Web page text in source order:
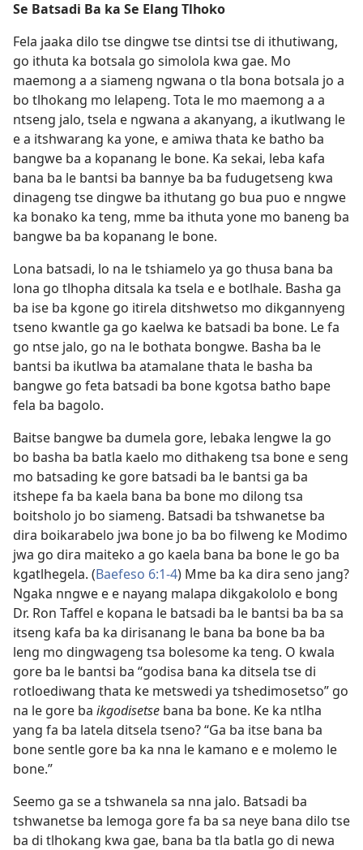
Se Batsadi Ba ka Se Elang Tlhoko
Fela jaaka dilo tse dingwe tse dintsi tse di ithutiwang,
go ithuta ka botsala go simolola kwa gae. Mo
maemong a a siameng ngwana o tla bona botsala jo a
bo tlhokang mo lelapeng. Tota le mo maemong a a
ntseng jalo, tsela e ngwana a akanyang, a ikutlwang le
e a itshwarang ka yone, e amiwa thata ke batho ba
bangwe ba a kopanang le bone. Ka sekai, leba kafa
bana ba le bantsi ba bannye ba ba fudugetseng kwa
dinageng tse dingwe ba ithutang go bua puo e nngwe
ka bonako ka teng, mme ba ithuta yone mo baneng ba
bangwe ba ba kopanang le bone.
Lona batsadi, lo na le tshiamelo ya go thusa bana ba
lona go tlhopha ditsala ka tsela e e botlhale. Basha ga
ba ise ba kgone go itirela ditshwetso mo dikgannyeng
tseno kwantle ga go kaelwa ke batsadi ba bone. Le fa
go ntse jalo, go na le bothata bongwe. Basha ba le
bantsi ba ikutlwa ba atamalane thata le basha ba
bangwe go feta batsadi ba bone kgotsa batho bape
fela ba bagolo.
Baitse bangwe ba dumela gore, lebaka lengwe la go
bo basha ba batla kaelo mo dithakeng tsa bone e seng
mo batsading ke gore batsadi ba le bantsi ga ba
itshepe fa ba kaela bana ba bone mo dilong tsa
boitsholo jo bo siameng. Batsadi ba tshwanetse ba
dira boikarabelo jwa bone jo ba bo filweng ke Modimo
jwa go dira maiteko a go kaela bana ba bone le go ba
kgatlhegela. (Baefeso 6:1-4) Mme ba ka dira seno jang?
Ngaka nngwe e e nayang malapa dikgakololo e bong
Dr. Ron Taffel e kopana le batsadi ba le bantsi ba ba sa
itseng kafa ba ka dirisanang le bana ba bone ba ba
leng mo dingwageng tsa bolesome ka teng. O kwala
gore ba le bantsi ba “godisa bana ka ditsela tse di
rotloediwang thata ke metswedi ya tshedimosetso” go
na le gore ba ikgodisetse bana ba bone. Ke ka ntlha
yang fa ba latela ditsela tseno? “Ga ba itse bana ba
bone sentle gore ba ka nna le kamano e e molemo le
bone.”
Seemo ga se a tshwanela sa nna jalo. Batsadi ba
tshwanetse ba lemoga gore fa ba sa neye bana dilo tse
ba di tlhokang kwa gae, bana ba tla batla go di newa